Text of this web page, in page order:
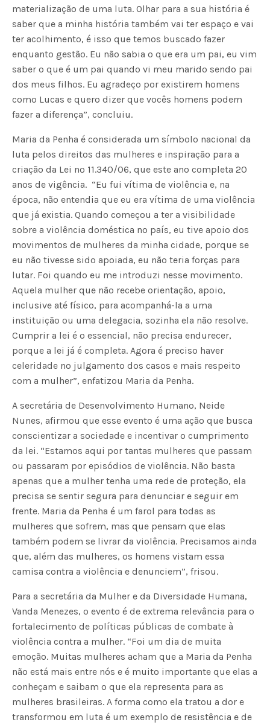
materialização de uma luta. Olhar para a sua história é
saber que a minha história também vai ter espaço e vai
ter acolhimento, é isso que temos buscado fazer
enquanto gestão. Eu não sabia o que era um pai, eu vim
saber o que é um pai quando vi meu marido sendo pai
dos meus filhos. Eu agradeço por existirem homens
como Lucas e quero dizer que vocês homens podem
fazer a diferença”, concluiu.
Maria da Penha é considerada um símbolo nacional da
luta pelos direitos das mulheres e inspiração para a
criação da Lei nº 11.340/06, que este ano completa 20
anos de vigência. “Eu fui vítima de violência e, na
época, não entendia que eu era vítima de uma violência
que já existia. Quando começou a ter a visibilidade
sobre a violência doméstica no país, eu tive apoio dos
movimentos de mulheres da minha cidade, porque se
eu não tivesse sido apoiada, eu não teria forças para
lutar. Foi quando eu me introduzi nesse movimento.
Aquela mulher que não recebe orientação, apoio,
inclusive até físico, para acompanhá-la a uma
instituição ou uma delegacia, sozinha ela não resolve.
Cumprir a lei é o essencial, não precisa endurecer,
porque a lei já é completa. Agora é preciso haver
celeridade no julgamento dos casos e mais respeito
com a mulher”, enfatizou Maria da Penha.
A secretária de Desenvolvimento Humano, Neide
Nunes, afirmou que esse evento é uma ação que busca
conscientizar a sociedade e incentivar o cumprimento
da lei. “Estamos aqui por tantas mulheres que passam
ou passaram por episódios de violência. Não basta
apenas que a mulher tenha uma rede de proteção, ela
precisa se sentir segura para denunciar e seguir em
frente. Maria da Penha é um farol para todas as
mulheres que sofrem, mas que pensam que elas
também podem se livrar da violência. Precisamos ainda
que, além das mulheres, os homens vistam essa
camisa contra a violência e denunciem”, frisou.
Para a secretária da Mulher e da Diversidade Humana,
Vanda Menezes, o evento é de extrema relevância para o
fortalecimento de políticas públicas de combate à
violência contra a mulher. “Foi um dia de muita
emoção. Muitas mulheres acham que a Maria da Penha
não está mais entre nós e é muito importante que elas a
conheçam e saibam o que ela representa para as
mulheres brasileiras. A forma como ela tratou a dor e
transformou em luta é um exemplo de resistência e de